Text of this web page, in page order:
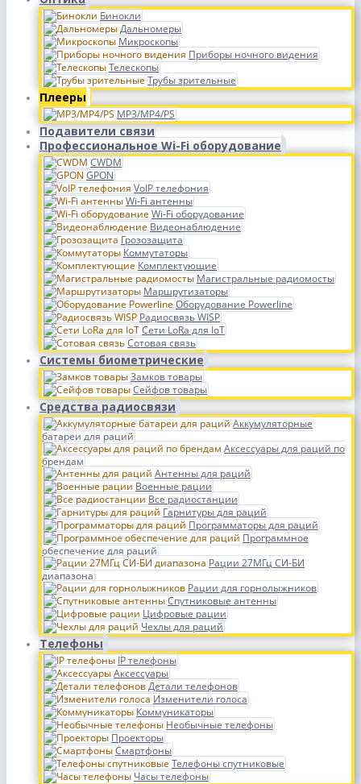
Бинокли
Дальномеры
Микроскопы
Приборы ночного видения
Телескопы
Трубы зрительные
Плееры
MP3/MP4/PS
Подавители связи
Профессиональное Wi-Fi оборудование
CWDM
GPON
VoIP телефония
Wi-Fi антенны
Wi-Fi оборудование
Видеонаблюдение
Грозозащита
Коммутаторы
Комплектующие
Магистральные радиомосты
Маршрутизаторы
Оборудование Powerline
Радиосвязь WISP
Сети LoRa для IoT
Сотовая связь
Системы биометрические
Замков товары
Сейфов товары
Средства радиосвязи
Аккумуляторные
батареи для раций
Аксессуары для раций по
брендам
Антенны для раций
Военные рации
Все радиостанции
Гарнитуры для раций
Программаторы для раций
Программное
обеспечение для раций
Рации 27МГц СИ-БИ
диапазона
Рации для горнолыжников
Спутниковые антенны
Цифровые рации
Чехлы для раций
Телефоны
IP телефоны
Аксессуары
Детали телефонов
Изменители голоса
Коммуникаторы
Необычные телефоны
Проекторы
Смартфоны
Телефоны спутниковые
Часы телефоны